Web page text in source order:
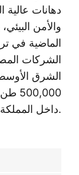
دهانات عالية
والأمن
الماضية في
الشركات
الشرق
داخل المملكة العربية السعودية وخارجها.